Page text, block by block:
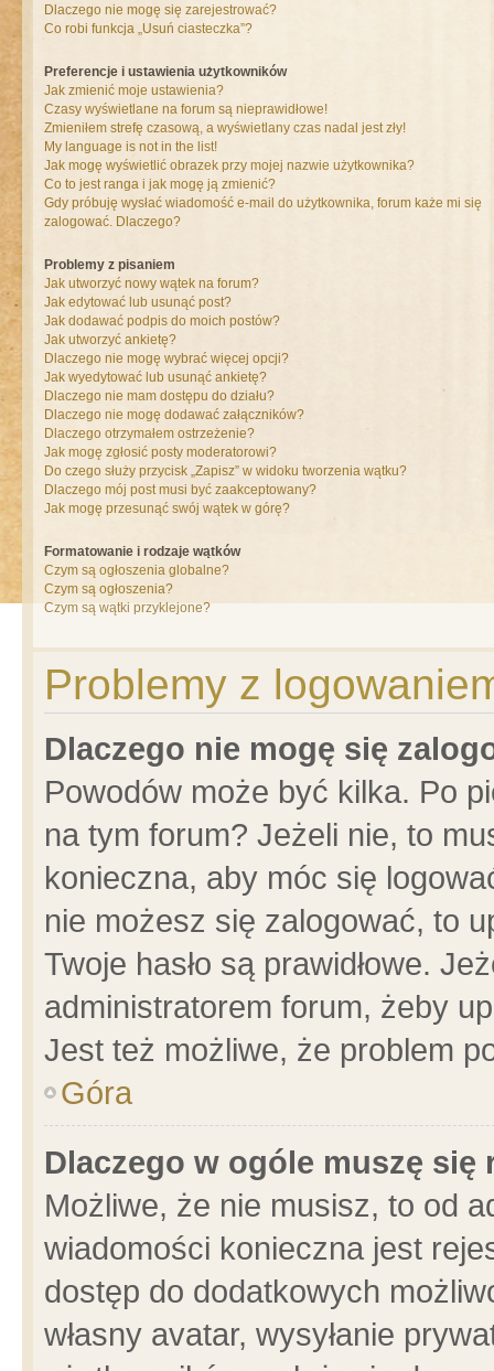
Dlaczego nie mogę się zarejestrować?
Co robi funkcja „Usuń ciasteczka”?
Preferencje i ustawienia użytkowników
Jak zmienić moje ustawienia?
Czasy wyświetlane na forum są nieprawidłowe!
Zmieniłem strefę czasową, a wyświetlany czas nadal jest zły!
My language is not in the list!
Jak mogę wyświetlić obrazek przy mojej nazwie użytkownika?
Co to jest ranga i jak mogę ją zmienić?
Gdy próbuję wysłać wiadomość e-mail do użytkownika, forum każe mi się
zalogować. Dlaczego?
Problemy z pisaniem
Jak utworzyć nowy wątek na forum?
Jak edytować lub usunąć post?
Jak dodawać podpis do moich postów?
Jak utworzyć ankietę?
Dlaczego nie mogę wybrać więcej opcji?
Jak wyedytować lub usunąć ankietę?
Dlaczego nie mam dostępu do działu?
Dlaczego nie mogę dodawać załączników?
Dlaczego otrzymałem ostrzeżenie?
Jak mogę zgłosić posty moderatorowi?
Do czego służy przycisk „Zapisz” w widoku tworzenia wątku?
Dlaczego mój post musi być zaakceptowany?
Jak mogę przesunąć swój wątek w górę?
Formatowanie i rodzaje wątków
Czym są ogłoszenia globalne?
Czym są ogłoszenia?
Czym są wątki przyklejone?
Problemy z
Dlaczego nie mogę się
Powodów może być kilka. Po
na tym forum? Jeżeli nie, to
konieczna, aby móc się
nie możesz się zalogować, to
Twoje hasło są prawidłowe.
administratorem forum, żeby
Jest też możliwe, że problem
Góra
Dlaczego w ogóle muszę się
Możliwe, że nie musisz, to od
wiadomości konieczna jest
dostęp do dodatkowych
własny avatar, wysyłanie